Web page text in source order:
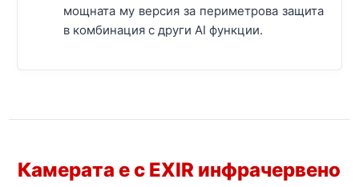
мощната му версия за периметрова защита
в комбинация с други AI функции.
Камерата е с EXIR инфрачервено